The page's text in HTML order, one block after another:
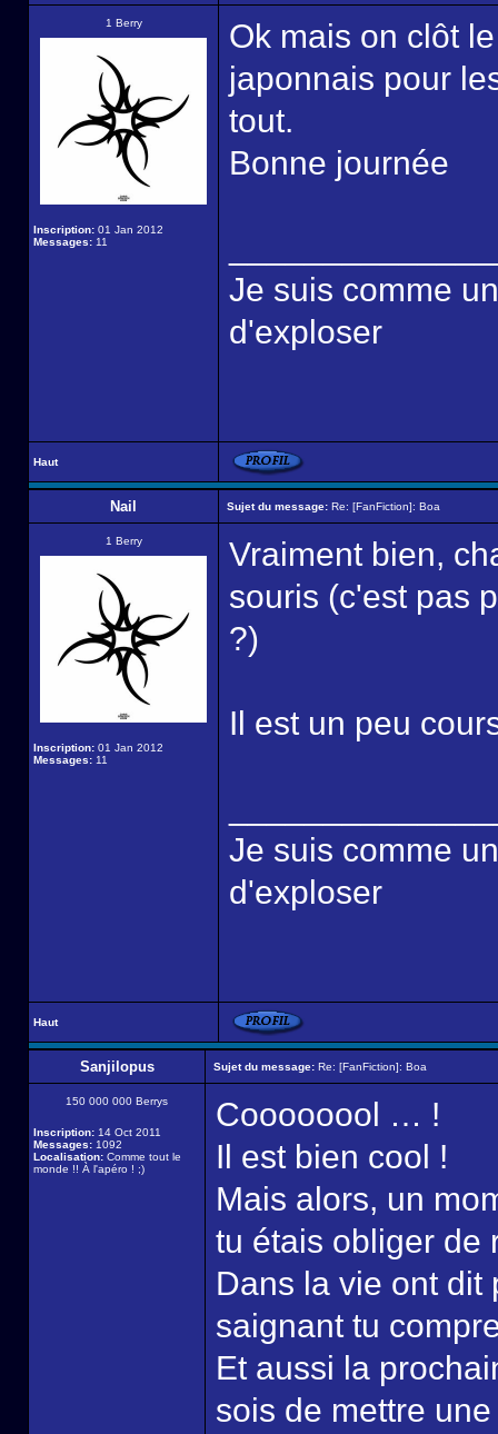
1 Berry
Inscription: 01 Jan 2012
Messages: 11
Ok mais on clôt
japonnais pour
tout.
Bonne journée
Je suis comme
d'exploser
Haut
Nail Sujet du message: Re: [FanFiction]: Boa
1 Berry
Inscription: 01 Jan 2012
Messages: 11
Vraiment bien,
souris (c'est pas
?)
Il est un peu
Je suis comme
d'exploser
Haut
Sanjilopus Sujet du message: Re: [FanFiction]: Boa
150 000 000 Berrys
Inscription: 14 Oct 2011
Messages: 1092
Localisation: Comme tout le
monde !! À l'apéro ! ;)
Coooooool … !
Il est bien cool !
Mais alors, un
tu étais obliger de
Dans la vie ont dit
saignant tu
Et aussi la
sois de mettre